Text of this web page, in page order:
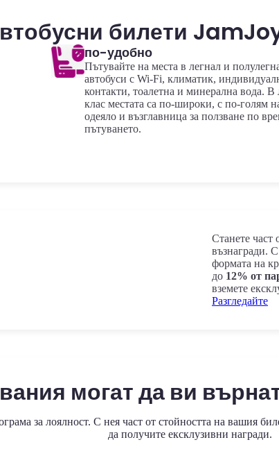
билети
по-удобно
Пътувайте на места в легнал и
автобуси с Wi-Fi, климатик,
контакти, тоалетна и минерална вода. В
клас местата са по-широки, с по-голям
одеяло и възглавница за ползване по
пътуването.
Станете част
възнагради.
формата на
до 12% от
вземете
Разгледайте
могат да ви
за лоялност. С нея част от стойността на вашия
да получите ексклузивни награди.